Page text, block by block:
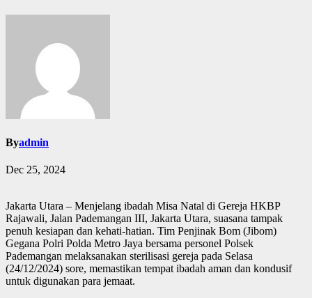
Byadmin
Dec 25, 2024
Jakarta Utara – Menjelang ibadah Misa Natal di Gereja HKBP
Rajawali, Jalan Pademangan III, Jakarta Utara, suasana tampak
penuh kesiapan dan kehati-hatian. Tim Penjinak Bom (Jibom)
Gegana Polri Polda Metro Jaya bersama personel Polsek
Pademangan melaksanakan sterilisasi gereja pada Selasa
(24/12/2024) sore, memastikan tempat ibadah aman dan kondusif
untuk digunakan para jemaat.